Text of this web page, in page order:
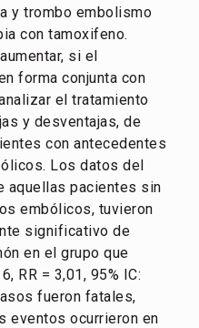
y trombo embolismo
con tamoxifeno.
si el
forma conjunta con
el tratamiento
y desventajas, de
con antecedentes
Los datos del
aquellas pacientes sin
embólicos, tuvieron
significativo de
en el grupo que
RR = 3,01, 95% IC:
fueron fatales,
eventos ocurrieron en